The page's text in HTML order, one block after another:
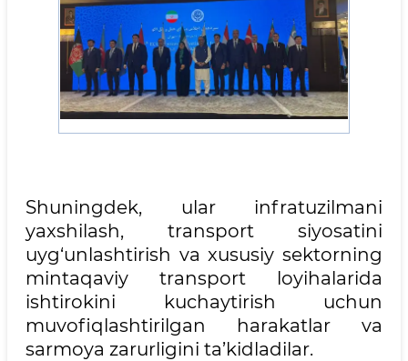
Shuningdek, ular infratuzilmani
yaxshilash, transport siyosatini
uyg‘unlashtirish va xususiy sektorning
mintaqaviy transport loyihalarida
ishtirokini kuchaytirish uchun
muvofiqlashtirilgan harakatlar va
sarmoya zarurligini ta’kidladilar.